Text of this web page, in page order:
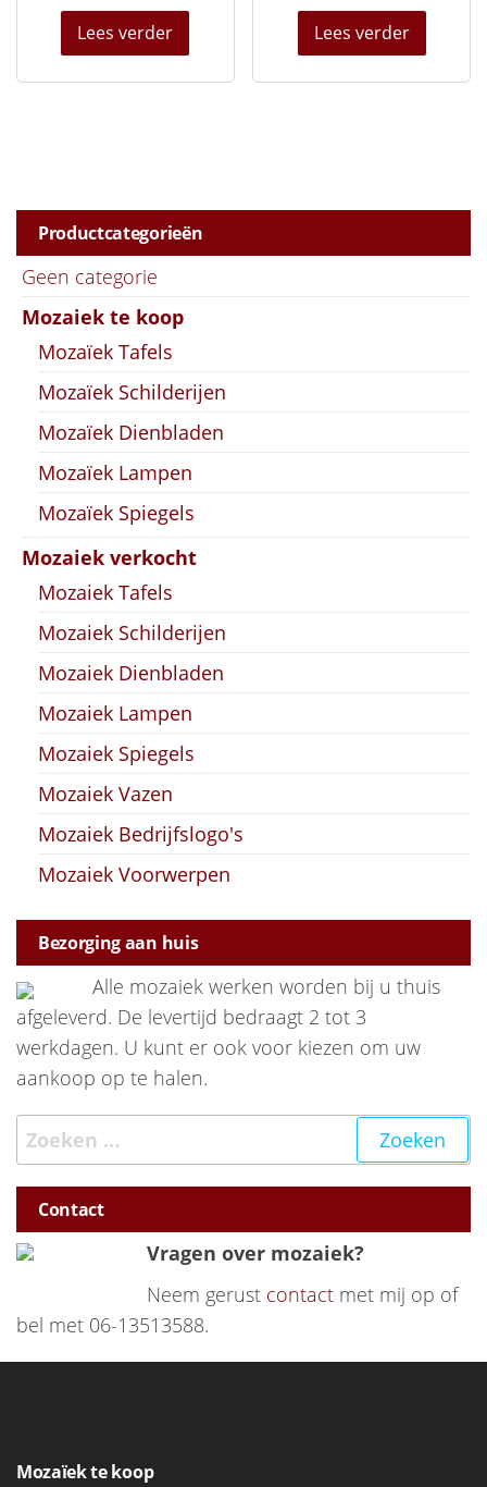
Lees verder Lees verder
Productcategorieën
Geen categorie
Mozaiek te koop
Mozaïek Tafels
Mozaïek Schilderijen
Mozaïek Dienbladen
Mozaïek Lampen
Mozaïek Spiegels
Mozaiek verkocht
Mozaiek Tafels
Mozaiek Schilderijen
Mozaiek Dienbladen
Mozaiek Lampen
Mozaiek Spiegels
Mozaiek Vazen
Mozaiek Bedrijfslogo's
Mozaiek Voorwerpen
Bezorging aan huis
Alle mozaiek werken worden bij u thuis
afgeleverd. De levertijd bedraagt 2 tot 3
werkdagen. U kunt er ook voor kiezen om uw
aankoop op te halen.
Zoeken naar:
Contact
Vragen over mozaiek?
Neem gerust contact met mij op of
bel met 06-13513588.
Mozaïek te koop